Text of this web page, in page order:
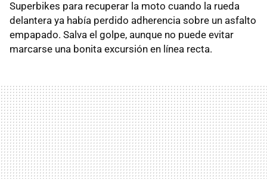
Superbikes para recuperar la moto cuando la rueda
delantera ya había perdido adherencia sobre un asfalto
empapado. Salva el golpe, aunque no puede evitar
marcarse una bonita excursión en línea recta.